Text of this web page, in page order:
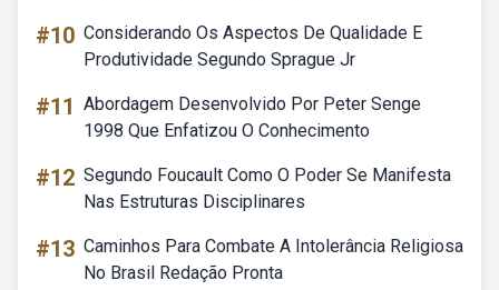
#10 Considerando Os Aspectos De Qualidade E
Produtividade Segundo Sprague Jr
#11 Abordagem Desenvolvido Por Peter Senge
1998 Que Enfatizou O Conhecimento
#12 Segundo Foucault Como O Poder Se Manifesta
Nas Estruturas Disciplinares
#13 Caminhos Para Combate A Intolerância Religiosa
No Brasil Redação Pronta